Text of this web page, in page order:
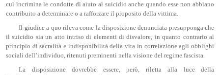
cui incrimina le condotte di aiuto al suicidio anche quando esse non abbiano
contribuito a determinare o a rafforzare il proposito della vittima.
Il giudice a quo rileva come la disposizione denunciata presupponga che
il suicidio sia un atto intriso di elementi di disvalore, in quanto contrario al
principio di sacralità e indisponibilità della vita in correlazione agli obblighi
sociali dell’individuo, ritenuti preminenti nella visione del regime fascista.
La disposizione dovrebbe essere, però, riletta alla luce della